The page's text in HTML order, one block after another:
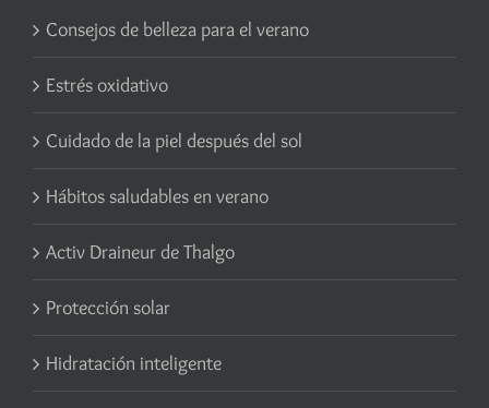
Consejos de belleza para el verano
Estrés oxidativo
Cuidado de la piel después del sol
Hábitos saludables en verano
Activ Draineur de Thalgo
Protección solar
Hidratación inteligente